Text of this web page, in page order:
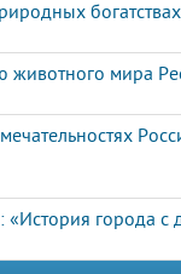
мира
«История города